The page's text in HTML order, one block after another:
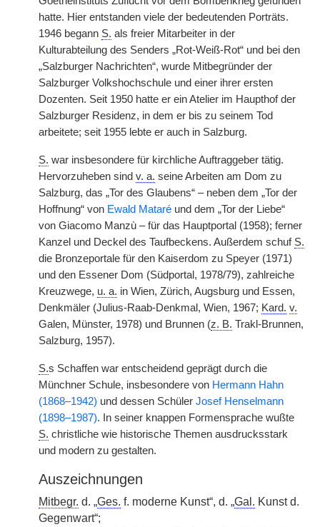
hatte. Hier entstanden viele der bedeutenden Porträts.
1946 begann S. als freier Mitarbeiter in der
Kulturabteilung des Senders „Rot-Weiß-Rot“ und bei den
„Salzburger Nachrichten“, wurde Mitbegründer der
Salzburger Volkshochschule und einer ihrer ersten
Dozenten. Seit 1950 hatte er ein Atelier im Haupthof der
Salzburger Residenz, in dem er bis zu seinem Tod
arbeitete; seit 1955 lebte er auch in Salzburg.
S. war insbesondere für kirchliche Auftraggeber tätig.
Hervorzuheben sind v. a. seine Arbeiten am Dom zu
Salzburg, das „Tor des Glaubens“ – neben dem „Tor der
Hoffnung“ von Ewald Mataré und dem „Tor der Liebe“
von Giacomo Manzù – für das Hauptportal (1958); ferner
Kanzel und Deckel des Taufbeckens. Außerdem schuf S.
die Bronzeportale für den Kaiserdom zu Speyer (1971)
und den Essener Dom (Südportal, 1978/79), zahlreiche
Kreuzwege, u. a. in Wien, Zürich, Augsburg und Essen,
Denkmäler (Julius-Raab-Denkmal, Wien, 1967; Kard. v.
Galen, Münster, 1978) und Brunnen (z. B. Trakl-Brunnen,
Salzburg, 1957).
S.s Schaffen war entscheidend geprägt durch die
Münchner Schule, insbesondere von Hermann Hahn
(1868–1942) und dessen Schüler Josef Henselmann
(1898–1987). In seiner knappen Formensprache wußte
S. christliche wie historische Themen ausdrucksstark
und modern zu gestalten.
Auszeichnungen
Mitbegr. d. „Ges. f. moderne Kunst“, d. „Gal. Kunst d.
Gegenwart“;